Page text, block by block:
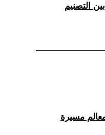
التصنيم
هي أبرز معالم مسيرة